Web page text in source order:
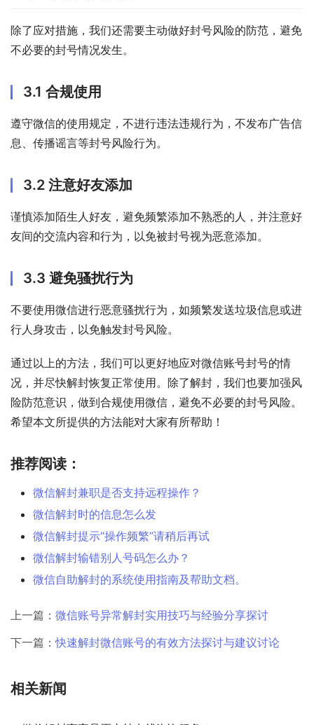
除了应对措施，我们还需要主动做好封号风险的防范，避免
不必要的封号情况发生。
3.1 合规使用
遵守微信的使用规定，不进行违法违规行为，不发布广告信
息、传播谣言等封号风险行为。
3.2 注意好友添加
谨慎添加陌生人好友，避免频繁添加不熟悉的人，并注意好
友间的交流内容和行为，以免被封号视为恶意添加。
3.3 避免骚扰行为
不要使用微信进行恶意骚扰行为，如频繁发送垃圾信息或进
行人身攻击，以免触发封号风险。
通过以上的方法，我们可以更好地应对微信账号封号的情
况，并尽快解封恢复正常使用。除了解封，我们也要加强风
险防范意识，做到合规使用微信，避免不必要的封号风险。
希望本文所提供的方法能对大家有所帮助！
推荐阅读：
微信解封兼职是否支持远程操作？
微信解封时的信息怎么发
微信解封提示“操作频繁”请稍后再试
微信解封输错别人号码怎么办？
微信自助解封的系统使用指南及帮助文档。
上一篇： 微信账号异常解封实用技巧与经验分享探讨
下一篇：快速解封微信账号的有效方法探讨与建议讨论
相关新闻